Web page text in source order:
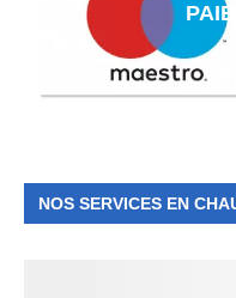
NOS SERVICES EN